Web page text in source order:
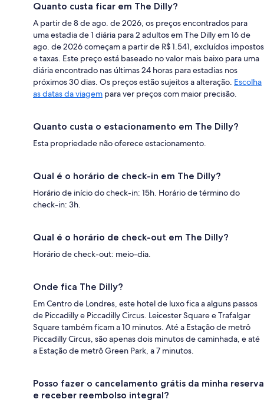
Quanto custa ficar em The Dilly?
A partir de 8 de ago. de 2026, os preços encontrados para
uma estadia de 1 diária para 2 adultos em The Dilly em 16 de
ago. de 2026 começam a partir de R$ 1.541, excluídos impostos
e taxas. Este preço está baseado no valor mais baixo para uma
diária encontrado nas últimas 24 horas para estadias nos
próximos 30 dias. Os preços estão sujeitos a alteração. Escolha
as datas da viagem para ver preços com maior precisão.
Quanto custa o estacionamento em The Dilly?
Esta propriedade não oferece estacionamento.
Qual é o horário de check-in em The Dilly?
Horário de início do check-in: 15h. Horário de término do
check-in: 3h.
Qual é o horário de check-out em The Dilly?
Horário de check-out: meio-dia.
Onde fica The Dilly?
Em Centro de Londres, este hotel de luxo fica a alguns passos
de Piccadilly e Piccadilly Circus. Leicester Square e Trafalgar
Square também ficam a 10 minutos. Até a Estação de metrô
Piccadilly Circus, são apenas dois minutos de caminhada, e até
a Estação de metrô Green Park, a 7 minutos.
Posso fazer o cancelamento grátis da minha reserva
e receber reembolso integral?